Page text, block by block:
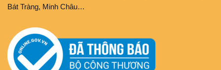
Bát Tràng, Minh Châu…